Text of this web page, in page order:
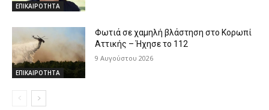
ΕΠΙΚΑΙΡΟΤΗΤΑ
ΕΠΙΚΑΙΡΟΤΗΤΑ
Φωτιά σε χαμηλή βλάστηση στο Κορωπί
Αττικής – Ήχησε το 112
9 Αυγούστου 2026